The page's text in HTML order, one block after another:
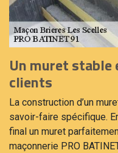
Un muret stable
clients
La construction d’un
savoir-faire spécifique.
final un muret
maçonnerie PRO